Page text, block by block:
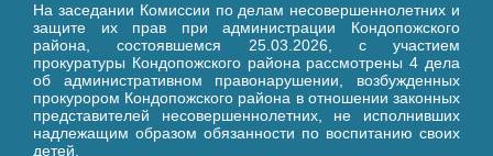
На заседании Комиссии по делам несовершеннолетних и
защите их прав при администрации Кондопожского
района, состоявшемся 25.03.2026, с участием
прокуратуры Кондопожского района рассмотрены 4 дела
об административном правонарушении, возбужденных
прокурором Кондопожского района в отношении законных
представителей несовершеннолетних, не исполнивших
надлежащим образом обязанности по воспитанию своих
детей.